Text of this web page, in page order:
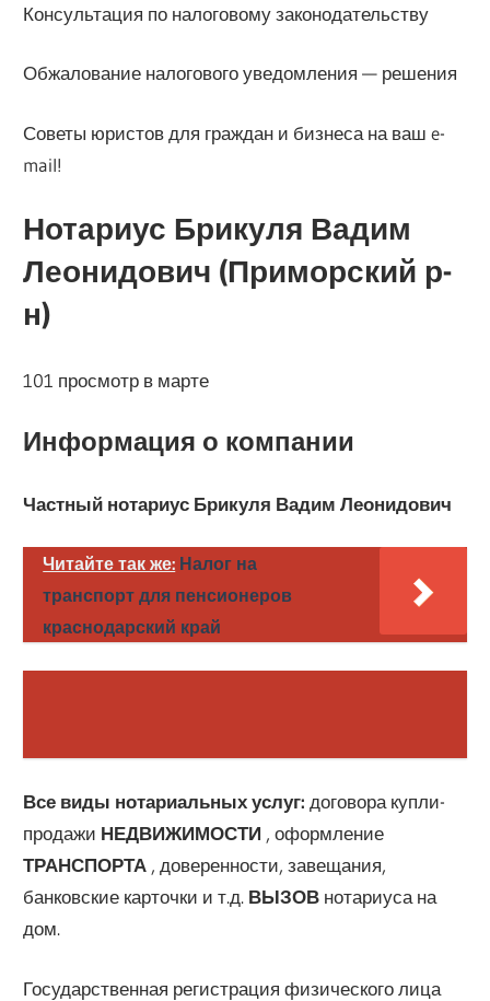
Консультация по налоговому законодательству
Обжалование налогового уведомления — решения
Советы юристов для граждан и бизнеса на ваш e-
mail!
Нотариус Брикуля Вадим
Леонидович (Приморский р-
н)
101 просмотр в марте
Информация о компании
Частный нотариус Брикуля Вадим Леонидович
Читайте так же: Налог на
транспорт для пенсионеров
краснодарский край
Все виды нотариальных услуг: договора купли-
продажи НЕДВИЖИМОСТИ , оформление
ТРАНСПОРТА , доверенности, завещания,
банковские карточки и т.д. ВЫЗОВ нотариуса на
дом.
Государственная регистрация физического лица